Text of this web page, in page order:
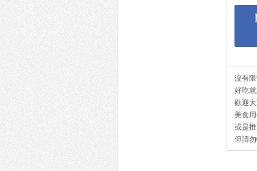
沒有
好吃
歡迎
美食
或是
但請